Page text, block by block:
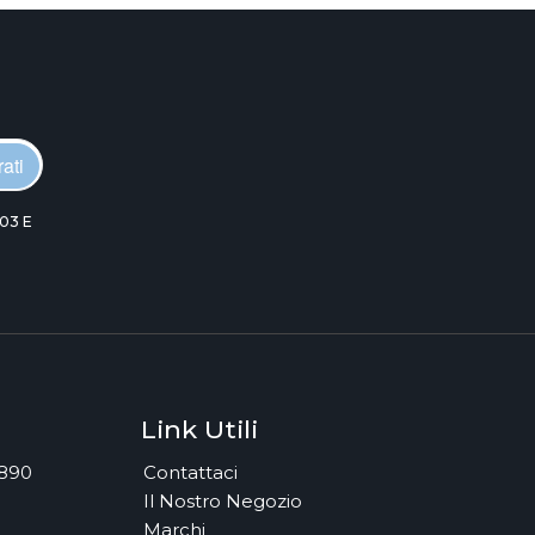
E
Link Utili
Contattaci
Il Nostro Negozio
Marchi